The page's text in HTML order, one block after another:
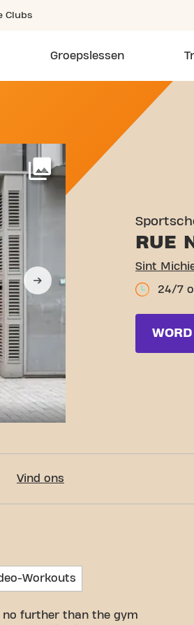
Clubs
Groepslessen
29
Meer
RUE
24/7
Vind ons
Workouts
no further than the gym